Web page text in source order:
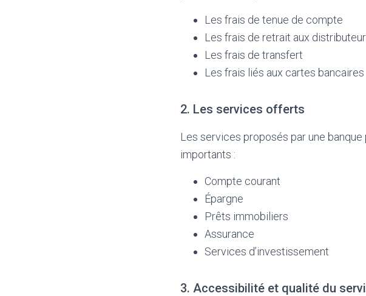
Les frais de tenue de compte
Les frais de retrait aux
Les frais de transfert
Les frais liés aux cartes bancaires
2. Les services offerts
Les services proposés par une
importants :
Compte courant
Épargne
Prêts immobiliers
Assurance
Services d’investissement
3. Accessibilité et qualité du